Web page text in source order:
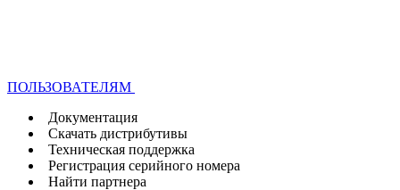
ПОЛЬЗОВАТЕЛЯМ
Документация
Скачать дистрибутивы
Техническая поддержка
Регистрация серийного номера
Найти партнера